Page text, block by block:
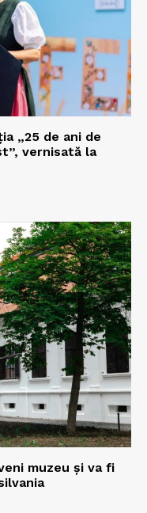
„25 de ani de
vernisată la
muzeu şi va fi